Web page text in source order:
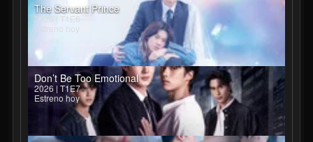
The Servant Prince
2026 | T1E6
Estreno hoy
Don’t Be Too Emotional
2026 | T1E7
Estreno hoy